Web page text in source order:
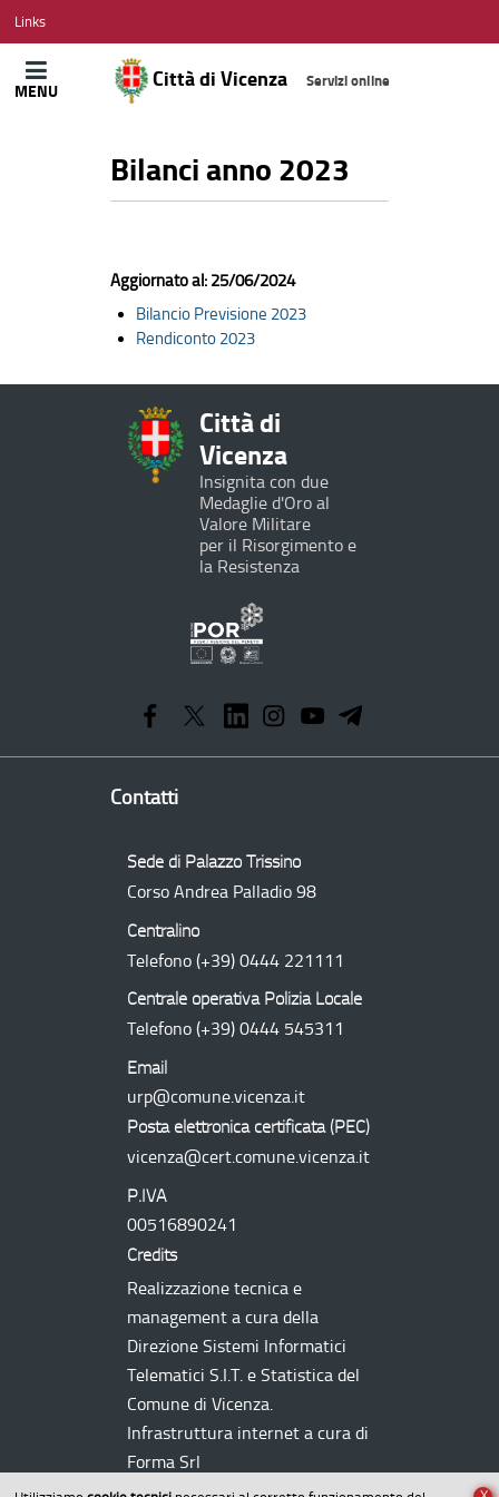
CITTÀ
DI
VICENZA
Links
Città di Vicenza Servizi online
MENU
Bilanci anno 2023
Aggiornato al: 25/06/2024
Bilancio Previsione 2023
Rendiconto 2023
Città di
Vicenza
Insignita con due
Medaglie d'Oro al
Valore Militare
per il Risorgimento e
la Resistenza
Operativo
Regionale
Contatti
Sede di Palazzo Trissino
Corso Andrea Palladio 98
Centralino
Telefono (+39) 0444 221111
Centrale operativa Polizia Locale
Telefono (+39) 0444 545311
Email
urp@comune.vicenza.it
Posta elettronica certificata (PEC)
vicenza@cert.comune.vicenza.it
P.IVA
00516890241
Credits
Realizzazione tecnica e
management a cura della
Direzione Sistemi Informatici
Telematici S.I.T. e Statistica del
Comune di Vicenza.
Infrastruttura internet a cura di
Forma Srl